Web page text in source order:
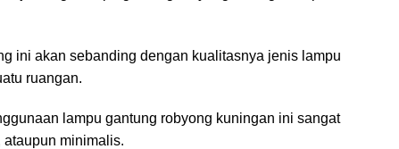
ini akan sebanding dengan kualitasnya jenis lampu
ruangan.
lampu gantung robyong kuningan ini sangat
minimalis.